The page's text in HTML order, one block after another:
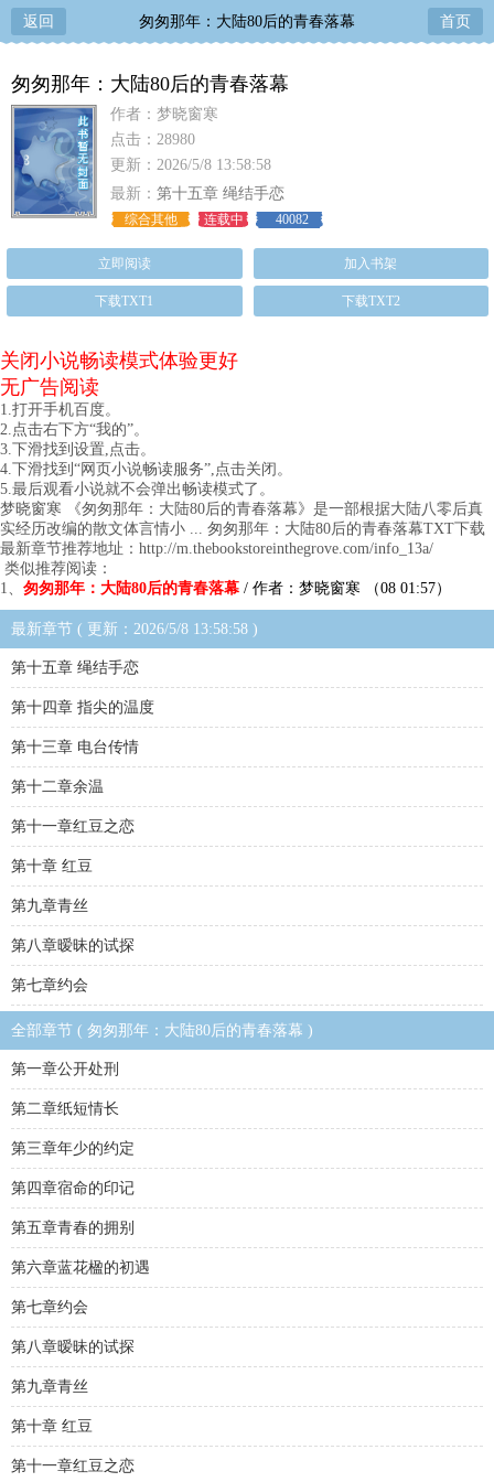
返回 匆匆那年：大陆80后的青春落幕 首页
匆匆那年：大陆80后的青春落幕
作者：梦晓窗寒
点击：28980
更新：2026/5/8 13:58:58
最新： 第十五章 绳结手恋
综合其他 连载中 40082
立即阅读 加入书架
下载TXT1 下载TXT2
关闭小说畅读模式体验更好
无广告阅读
1.打开手机百度。
2.点击右下方“我的”。
3.下滑找到设置,点击。
4.下滑找到“网页小说畅读服务”,点击关闭。
5.最后观看小说就不会弹出畅读模式了。
梦晓窗寒 《匆匆那年：大陆80后的青春落幕》是一部根据大陆八零后真
实经历改编的散文体言情小 ... 匆匆那年：大陆80后的青春落幕TXT下载
最新章节推荐地址：http://m.thebookstoreinthegrove.com/info_13a/
类似推荐阅读：
1、 匆匆那年：大陆80后的青春落幕 / 作者：梦晓窗寒 （08 01:57）
最新章节 ( 更新：2026/5/8 13:58:58 )
第十五章 绳结手恋
第十四章 指尖的温度
第十三章 电台传情
第十二章余温
第十一章红豆之恋
第十章 红豆
第九章青丝
第八章暧昧的试探
第七章约会
全部章节 ( 匆匆那年：大陆80后的青春落幕 )
第一章公开处刑
第二章纸短情长
第三章年少的约定
第四章宿命的印记
第五章青春的拥别
第六章蓝花楹的初遇
第七章约会
第八章暧昧的试探
第九章青丝
第十章 红豆
第十一章红豆之恋